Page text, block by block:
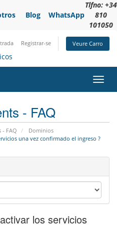
Blog WhatsApp
Tlfno: +34
810
101050
Registrar-se Veure Carro
- FAQ
- FAQ
Dominios
una vez confirmado el ingreso ?
los servicios